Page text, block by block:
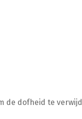
de dofheid te